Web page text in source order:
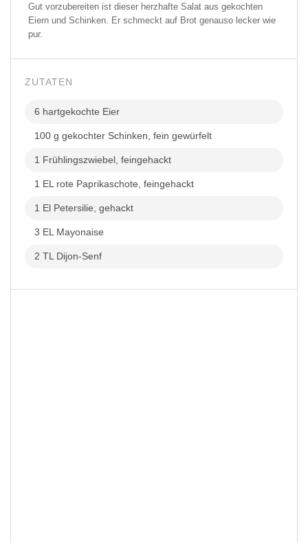
Gut vorzubereiten ist dieser herzhafte Salat aus gekochten
Eiern und Schinken. Er schmeckt auf Brot genauso lecker wie
pur.
ZUTATEN
6 hartgekochte Eier
100 g gekochter Schinken, fein gewürfelt
1 Frühlingszwiebel, feingehackt
1 EL rote Paprikaschote, feingehackt
1 El Petersilie, gehackt
3 EL Mayonaise
2 TL Dijon-Senf